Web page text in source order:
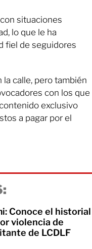
situaciones
lo que le ha
fiel de seguidores
calle, pero también
con los que
exclusivo
a pagar por el
Conoce el historial
violencia de
de LCDLF